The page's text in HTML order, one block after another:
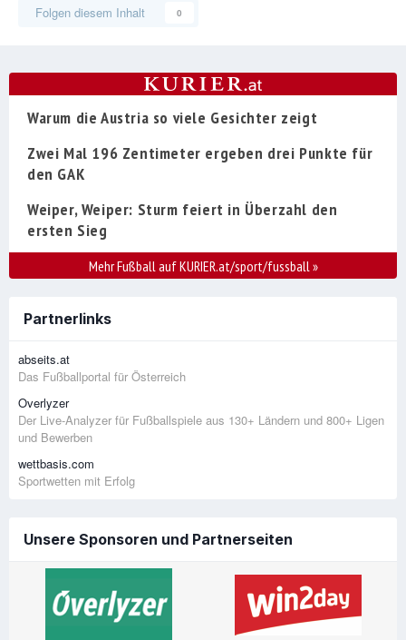
Folgen diesem Inhalt 0
Warum die Austria so viele Gesichter zeigt
Zwei Mal 196 Zentimeter ergeben drei Punkte für
den GAK
Weiper, Weiper: Sturm feiert in Überzahl den
ersten Sieg
Mehr Fußball auf KURIER.at/sport/fussball»
Partnerlinks
abseits.at
Das Fußballportal für Österreich
Overlyzer
Der Live-Analyzer für Fußballspiele aus 130+ Ländern und 800+ Ligen
und Bewerben
wettbasis.com
Sportwetten mit Erfolg
Unsere Sponsoren und Partnerseiten